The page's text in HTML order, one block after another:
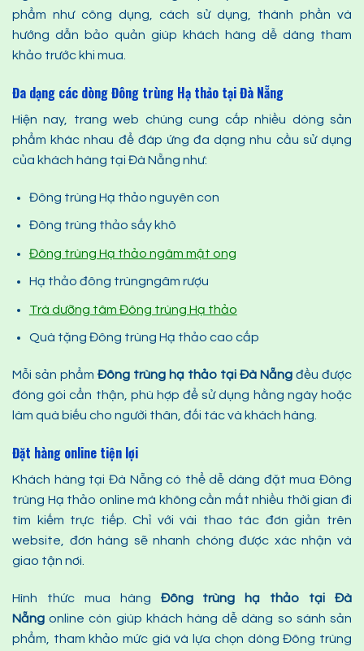
phẩm như công dụng, cách sử dụng, thành phần và
hướng dẫn bảo quản giúp khách hàng dễ dàng tham
khảo trước khi mua.
Đa dạng các dòng Đông trùng Hạ thảo tại Đà Nẵng
Hiện nay, trang web chúng cung cấp nhiều dòng sản
phẩm khác nhau để đáp ứng đa dạng nhu cầu sử dụng
của khách hàng tại Đà Nẵng như:
Đông trùng Hạ thảo nguyên con
Đông trùng thảo sấy khô
Đông trùng Hạ thảo ngâm mật ong
Hạ thảo đông trùngngâm rượu
Trà dưỡng tâm Đông trùng Hạ thảo
Quà tặng Đông trùng Hạ thảo cao cấp
Mỗi sản phẩm Đông trùng hạ thảo tại Đà Nẵng đều được
đóng gói cẩn thận, phù hợp để sử dụng hằng ngày hoặc
làm quà biếu cho người thân, đối tác và khách hàng.
Đặt hàng online tiện lợi
Khách hàng tại Đà Nẵng có thể dễ dàng đặt mua Đông
trùng Hạ thảo online mà không cần mất nhiều thời gian đi
tìm kiếm trực tiếp. Chỉ với vài thao tác đơn giản trên
website, đơn hàng sẽ nhanh chóng được xác nhận và
giao tận nơi.
Hình thức mua hàng Đông trùng hạ thảo tại Đà
Nẵng online còn giúp khách hàng dễ dàng so sánh sản
phẩm, tham khảo mức giá và lựa chọn dòng Đông trùng